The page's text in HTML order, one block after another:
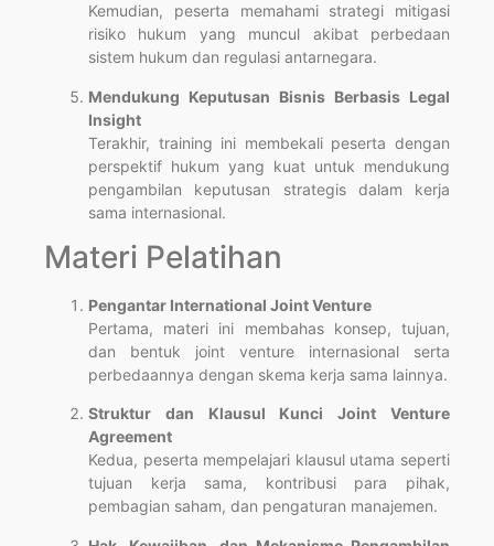
Kemudian, peserta memahami strategi mitigasi
risiko hukum yang muncul akibat perbedaan
sistem hukum dan regulasi antarnegara.
Mendukung Keputusan Bisnis Berbasis Legal
Insight
Terakhir, training ini membekali peserta dengan
perspektif hukum yang kuat untuk mendukung
pengambilan keputusan strategis dalam kerja
sama internasional.
Materi Pelatihan
Pengantar International Joint Venture
Pertama, materi ini membahas konsep, tujuan,
dan bentuk joint venture internasional serta
perbedaannya dengan skema kerja sama lainnya.
Struktur dan Klausul Kunci Joint Venture
Agreement
Kedua, peserta mempelajari klausul utama seperti
tujuan kerja sama, kontribusi para pihak,
pembagian saham, dan pengaturan manajemen.